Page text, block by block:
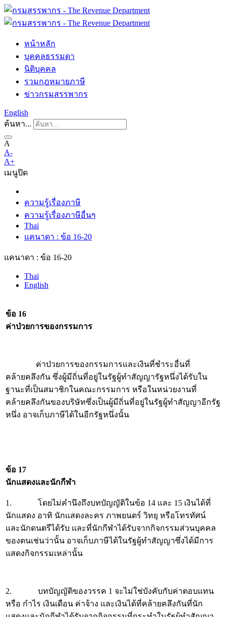
หน้าหลัก
บุคคลธรรมดา
นิติบุคคล
รวมกฎหมายภาษี
ข่าวกรมสรรพากร
English
ค้นหา...
A
A-
A+
เมนูปิด
ความรู้เรื่องภาษี
ความรู้เรื่องภาษีอื่นๆ
Thai
แคนาดา : ข้อ 16-20
แคนาดา : ข้อ 16-20
Thai
English
ข้อ 16
ค่าป่วยการของกรรมการ
ค่าป่วยการของกรรมการและเงินที่ชำระอื่นที่
คล้ายคลึงกัน ซึ่งผู้มีถิ่นที่อยู่ในรัฐผู้ทำสัญญารัฐหนึ่งได้รับใน
ฐานะที่เป็นสมาชิกในคณะกรรมการ หรือในหน่วยงานที่
คล้ายคลึงกันของบริษัทซึ่งเป็นผู้มีถิ่นที่อยู่ในรัฐผู้ทำสัญญาอีกรัฐ
หนึ่ง อาจเก็บภาษีได้ในอีกรัฐหนึ่งนั้น
ข้อ 17
นักแสดงและนักกีฬา
1. โดยไม่คำนึงถึงบทบัญญัติในข้อ 14 และ 15 เงินได้ที่
นักแสดง อาทิ นักแสดงละคร ภาพยนตร์ วิทยุ หรือโทรทัศน์
และนักดนตรีได้รับ และที่นักกีฬาได้รับจากกิจกรรมส่วนบุคคล
ของตนเช่นว่านั้น อาจเก็บภาษีได้ในรัฐผู้ทำสัญญาซึ่งได้มีการ
แสดงกิจกรรมเหล่านั้น
2. บทบัญญัติของวรรค 1 จะไม่ใช่บังคับกับค่าตอบแทน
หรือ กำไร เงินเดือน ค่าจ้าง และเงินได้ที่คล้ายคลึงกันที่นัก